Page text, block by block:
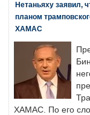
Нетаньяху заявил,
планом
ХАМАС
ХАМАС. По его